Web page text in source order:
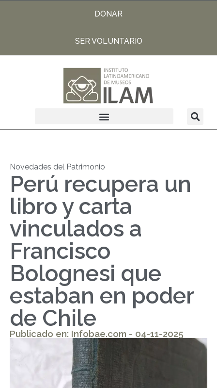
DONAR
SER VOLUNTARIO
Novedades del Patrimonio
Perú recupera un
libro y carta
vinculados a
Francisco
Bolognesi que
estaban en poder
de Chile
Publicado en: Infobae.com - 04-11-2025